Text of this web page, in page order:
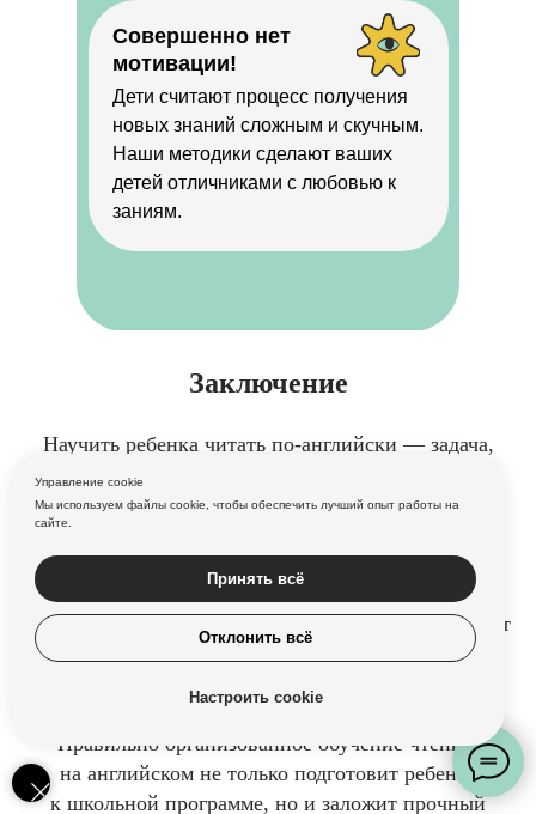
Дети считают процесс получения
новых знаний сложным и скучным.
Наши методики сделают ваших
детей отличниками с любовью к
заниям.
Совершенно нет
мотивации!
Заключение
Научить ребенка читать по-английски — задача,
требующая терпения, последовательности
и творческого подхода. Комбинируйте различные
особенности ребенка и делайте процесс обучения
увлекательным. Помните, что положительный
эмоциональный фон и поддержка родителей играют
ключевую роль в формировании устойчивого
Правильно организованное обучение чтению
на английском не только подготовит ребенка
к школьной программе, но и заложит прочный
Управление cookie
Мы используем файлы cookie, чтобы обеспечить лучший опыт работы на
сайте.
Принять всё
Отклонить всё
Настроить cookie